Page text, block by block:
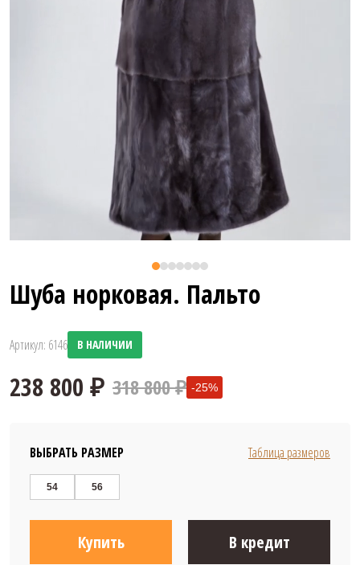
Шуба норковая. Пальто
Артикул: 6146 В НАЛИЧИИ
238 800 ₽
318 800 ₽ -25%
ВЫБРАТЬ РАЗМЕР Таблица размеров
54 56
Купить В кредит